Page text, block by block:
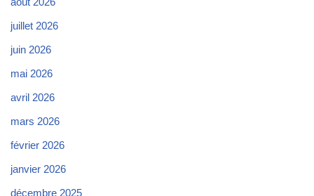
juillet 2026
juin 2026
mai 2026
avril 2026
mars 2026
février 2026
janvier 2026
décembre 2025